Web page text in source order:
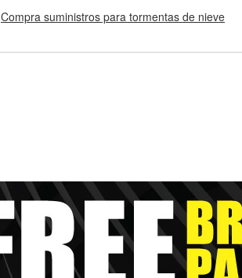
Compra suministros para tormentas de nieve